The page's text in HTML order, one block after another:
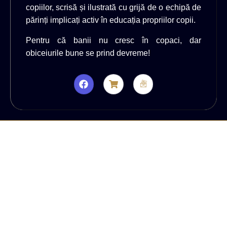
copiilor, scrisă și ilustrată cu grijă de o echipă de
părinți implicați activ în educația propriilor copii.
Pentru că banii nu cresc în copaci, dar
obiceiurile bune se prind devreme!